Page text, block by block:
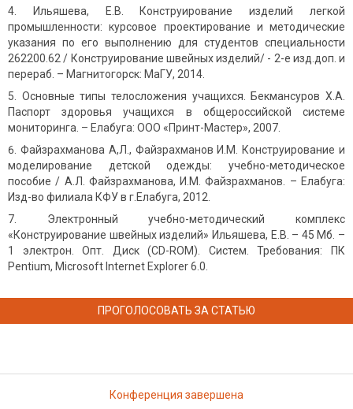
Ильяшева, Е.В. Конструирование изделий легкой
промышленности: курсовое проектирование и методические
указания по его выполнению для студентов специальности
262200.62 / Конструирование швейных изделий/ - 2-е изд.доп. и
перераб. – Магнитогорск: МаГУ, 2014.
Основные типы телосложения учащихся. Бекмансуров Х.А.
Паспорт здоровья учащихся в общероссийской системе
мониторинга. – Елабуга: ООО «Принт-Мастер», 2007.
Файзрахманова А,Л., Файзрахманов И.М. Конструирование и
моделирование детской одежды: учебно-методическое
пособие / А.Л. Файзрахманова, И.М. Файзрахманов. – Елабуга:
Изд-во филиала КФУ в г.Елабуга, 2012.
Электронный учебно-методический комплекс
«Конструирование швейных изделий» Ильяшева, Е.В. – 45 Мб. –
1 электрон. Опт. Диск (CD-ROM). Систем. Требования: ПК
Pentium, Microsoft Internet Explorer 6.0.
ПРОГОЛОСОВАТЬ ЗА СТАТЬЮ
Конференция завершена